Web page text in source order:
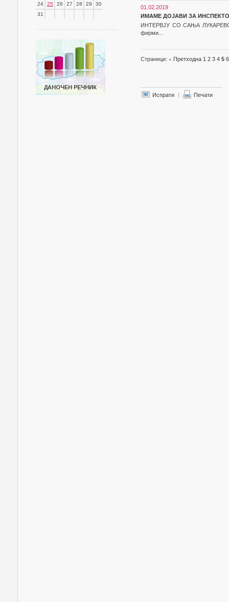
24
25 26 27 28 29
30
31
01.02.2019
ИМАМЕ ДОЈАВИ ЗА
ИНТЕРВЈУ СО САЊА
фирми...
Страници: « Претходна 1 2 3 4 5 6
Испрати | Печати